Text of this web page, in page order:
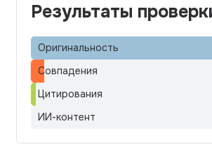
Результаты
Оригинальность
Совпадения
Цитирования
ИИ-контент